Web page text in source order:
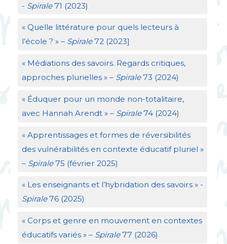
- Spirale71 (2023)
« Quelle littérature pour quels lecteurs à
l’école ? » – Spirale72 (2023]
« Médiations des savoirs. Regards critiques,
approches plurielles » – Spirale73 (2024)
« Éduquer pour un monde non-totalitaire,
avec Hannah Arendt » – Spirale74 (2024)
« Apprentissages et formes de réversibilités
des vulnérabilités en contexte éducatif pluriel »
– Spirale75 (février 2025)
« Les enseignants et l’hybridation des savoirs » -
Spirale76 (2025)
« Corps et genre en mouvement en contextes
éducatifs variés » – Spirale77 (2026)